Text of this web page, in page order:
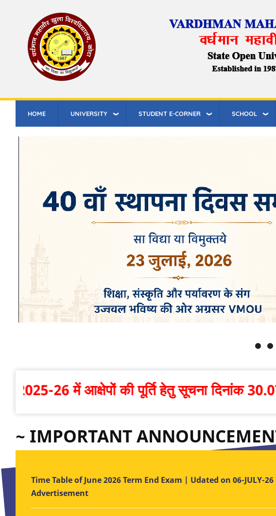
content
HOME UNIVERSITY STUDENT E-CORNER SCHOOL
आक्षेपों की पूर्ति हेतु सूचना दिनांक
~ IMPORTANT
Time Table of June 2026 Term End Exam | Udated on 06-
Advertisement